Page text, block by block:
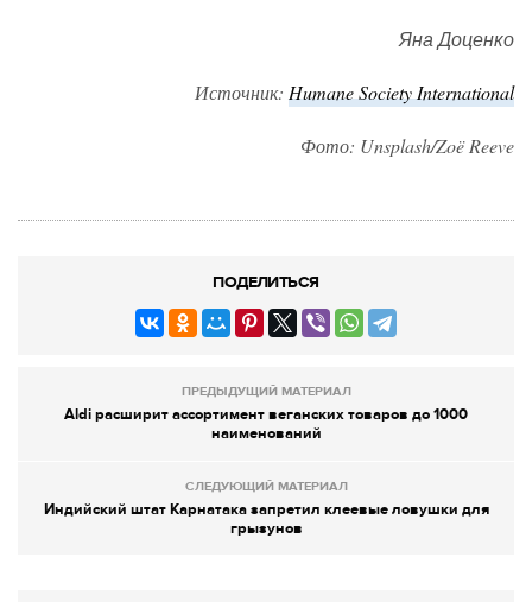
Яна Доценко
Источник: Humane Society International
Фото: Unsplash/Zoë Reeve
ПОДЕЛИТЬСЯ
ПРЕДЫДУЩИЙ МАТЕРИАЛ
Aldi расширит ассортимент веганских товаров до 1000
наименований
СЛЕДУЮЩИЙ МАТЕРИАЛ
Индийский штат Карнатака запретил клеевые ловушки для
грызунов